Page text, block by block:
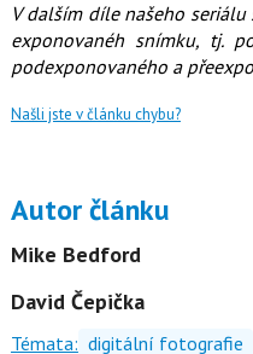
V dalším díle našeho
exponovanéh snímku, tj.
podexponovaného a
Našli jste v článku chybu?
Autor článku
Mike Bedford
David Čepička
Témata: digitální fotografie